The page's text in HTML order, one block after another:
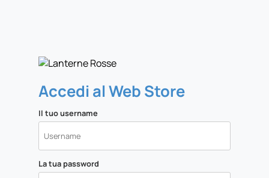
Accedi al Web Store
Il tuo username
La tua password